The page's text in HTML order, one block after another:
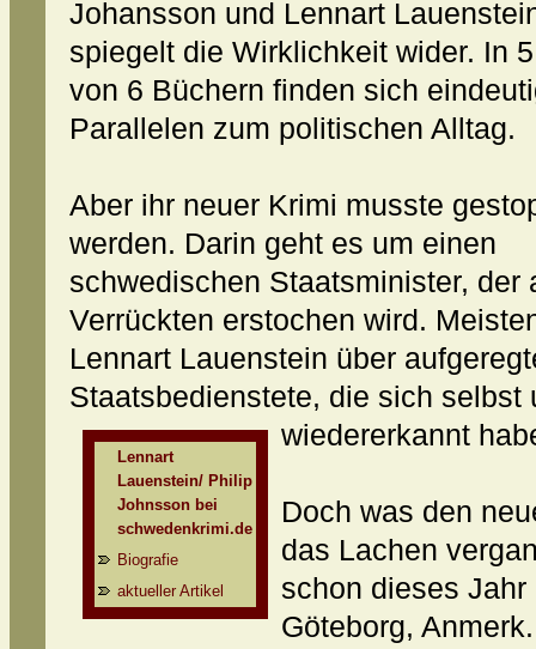
Johansson und Lennart
spiegelt die Wirklichkeit wider. In 5
von 6 Büchern finden sich
Parallelen zum politischen Alltag.
Aber ihr neuer Krimi musste
werden. Darin geht es um einen
schwedischen Staatsminister, der
Verrückten erstochen wird.
Lennart Lauenstein über
Staatsbedienstete, die sich selbst
wiedererkannt
Lennart
Lauenstein/ Philip
Johnsson bei
schwedenkrimi.de
Biografie
aktueller Artikel
Doch was den
das Lachen
schon dieses
Göteborg,